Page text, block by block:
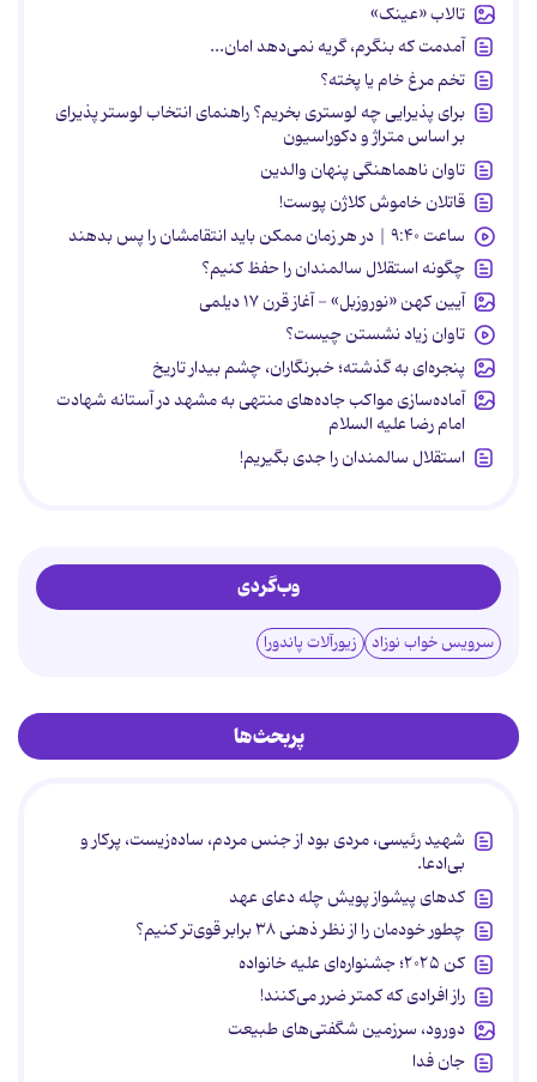
تالاب «عینک»
آمدمت که بنگرم، گریه نمی‌دهد امان...
تخم مرغ خام یا پخته؟
برای پذیرایی چه لوستری بخریم؟ راهنمای انتخاب لوستر پذیرای
بر اساس متراژ و دکوراسیون
تاوان ناهماهنگی پنهان والدین
قاتلان خاموش کلاژن پوست!
ساعت ۹:۴۰ | در هر زمان ممکن باید انتقامشان را پس بدهند
چگونه استقلال سالمندان را حفظ کنیم؟
آیین کهن «نوروزبل» - آغاز قرن ۱۷ دیلمی
تاوان زیاد نشستن چیست؟
پنجره‌ای به گذشته؛ خبرنگاران، چشم بیدار تاریخ
آماده‌سازی مواکب جاده‌های منتهی به مشهد در آستانه شهادت
امام رضا علیه السلام
استقلال سالمندان را جدی بگیریم!
وب‌گردی
سرویس خواب نوزاد زیورآلات پاندورا
پربحث‌ها
شهید رئیسی، مردی بود از جنس مردم، ساده‌زیست، پرکار و
بی‌ادعا.
کدهای پیشواز پویش چله دعای عهد
چطور خودمان را از نظر ذهنی ۳۸ برابر قوی‌تر کنیم؟
کن ۲۰۲۵؛ جشنواره‌ای علیه خانواده
راز افرادی که کمتر ضرر می‌کنند!
دورود، سرزمین شگفتی‌های طبیعت
جان فدا